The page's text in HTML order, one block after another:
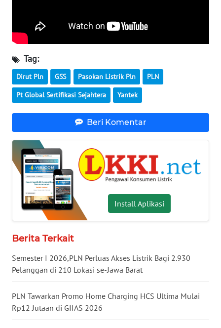
Tag:
Dirut Pln GSS Pasokan Listrik Pln PLN
Pt Global Sertifikasi Sejahtera Yantek
Beri Komentar
Install Aplikasi
Berita Terkait
Semester I 2026,PLN Perluas Akses Listrik Bagi 2.930
Pelanggan di 210 Lokasi se-Jawa Barat
PLN Tawarkan Promo Home Charging HCS Ultima Mulai
Rp12 Jutaan di GIIAS 2026
WN
JOGJA
WN
JATIM
WN
KALBAR
WN
KALTENG
KALTARA
WN
KALSEL
WN
KALTIM